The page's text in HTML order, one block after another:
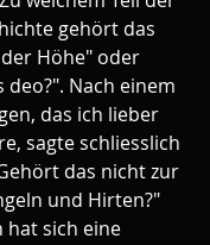
gehört das
Höhe" oder
deo?". Nach einem
das ich lieber
sagte schliesslich
das nicht zur
und Hirten?"
hat sich eine